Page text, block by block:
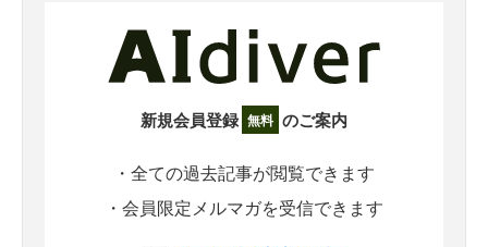
新規会員登録 無料 のご案内
・全ての過去記事が閲覧できます
・会員限定メルマガを受信できます